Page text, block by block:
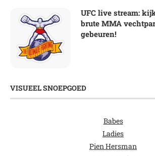
UFC live stream:
brute MMA
gebeuren!
VISUEEL SNOEPGOED
Babes
Ladies
Pien Hersman